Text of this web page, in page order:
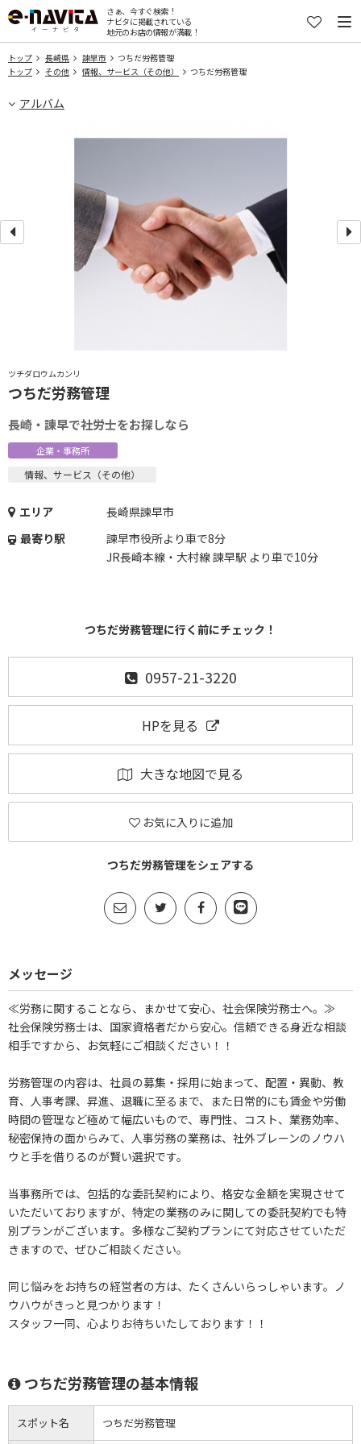
さぁ、今すぐ検索！
ナビタに掲載されている
地元のお店の情報が満載！
トップ 長崎県 諫早市
つちだ労務管理
トップ
その他 情報、サービス（その他） つちだ労務管理
アルバム
ツチダロウムカンリ
つちだ労務管理
長崎・諫早で社労士をお探しなら
企業・事務所
情報、サービス（その他）
エリア
長崎県諫早市
最寄り駅
諫早市役所より車で8分
JR長崎本線・大村線 諫早駅 より車で10分
つちだ労務管理に行く前にチェック！
0957-21-3220
HPを見る
大きな地図で見る
お気に入りに追加
つちだ労務管理をシェアする
メッセージ
≪労務に関することなら、まかせて安心、社会保険労務士へ。≫
社会保険労務士は、国家資格者だから安心。信頼できる身近な相談
相手ですから、お気軽にご相談ください！！
労務管理の内容は、社員の募集・採用に始まって、配置・異動、教
育、人事考課、昇進、退職に至るまで、また日常的にも賃金や労働
時間の管理など極めて幅広いもので、専門性、コスト、業務効率、
秘密保持の面からみて、人事労務の業務は、社外ブレーンのノウハ
ウと手を借りるのが賢い選択です。
当事務所では、包括的な委託契約により、格安な金額を実現させて
いただいておりますが、特定の業務のみに関しての委託契約でも特
別プランがございます。多様なご契約プランにて対応させていただ
きますので、ぜひご相談ください。
同じ悩みをお持ちの経営者の方は、たくさんいらっしゃいます。ノ
ウハウがきっと見つかります！
スタッフ一同、心よりお待ちいたしております！！
つちだ労務管理の基本情報
スポット名 つちだ労務管理